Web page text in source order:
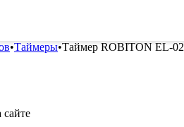
•Таймеры•Таймер ROBITON EL-02